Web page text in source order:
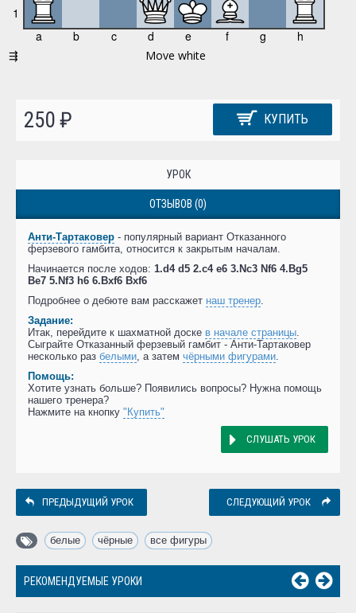
250 ₽ КУПИТЬ
УРОК
ОТЗЫВОВ (0)
Анти-Тартаковер - популярный вариант Отказанного
ферзевого гамбита, относится к закрытым началам.
Начинается после ходов: 1.d4 d5 2.c4 e6 3.Nc3 Nf6 4.Bg5
Be7 5.Nf3 h6 6.Bxf6 Bxf6
Подробнее о дебюте вам расскажет наш тренер.
Задание:
Итак, перейдите к шахматной доске в начале страницы.
Сыграйте Отказанный ферзевый гамбит - Анти-Тартаковер
несколько раз белыми, а затем чёрными фигурами.
Помощь:
Хотите узнать больше? Появились вопросы? Нужна помощь
нашего тренера?
Нажмите на кнопку "Купить"
СЛУШАТЬ УРОК
ПРЕДЫДУЩИЙ УРОК СЛЕДУЮЩИЙ УРОК
белые чёрные все фигуры
РЕКОМЕНДУЕМЫЕ УРОКИ